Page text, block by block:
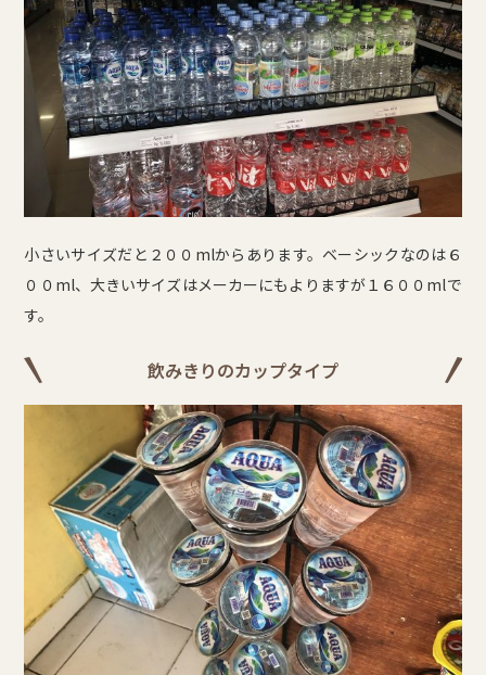
小さいサイズだと２００mlからあります。ベーシックなのは６
００ml、大きいサイズはメーカーにもよりますが１６００mlで
す。
飲みきりのカップタイプ